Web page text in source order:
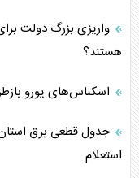
واریزی بزرگ دولت
هستند؟
اسکناس‌های یورو
استعلام